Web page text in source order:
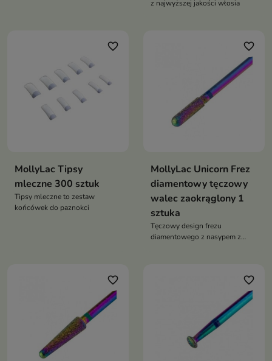
z najwyższej jakości włosia
favorite_border
MollyLac Tipsy
mleczne 300 sztuk
Tipsy mleczne to zestaw
końcówek do paznokci
favorite_border
MollyLac Unicorn Frez
diamentowy tęczowy
walec zaokrąglony 1
sztuka
Tęczowy design frezu
diamentowego z nasypem z
favorite_border favorite_border